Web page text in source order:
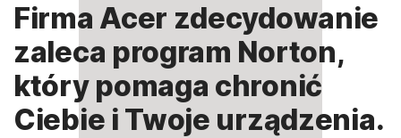
Firma Acer zdecydowanie
zaleca program Norton,
który pomaga chronić
Ciebie i Twoje urządzenia.